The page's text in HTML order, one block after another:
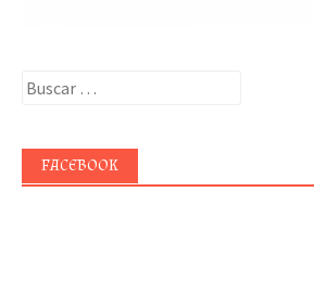
Buscar:
FACEBOOK